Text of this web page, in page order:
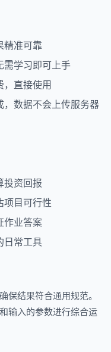
精准可靠
需学习即可上手
，直接使用
，数据不会上传服务器
投资回报
项目可行性
作业答案
日常工具
保结果符合通用规范。
输入的参数进行综合运